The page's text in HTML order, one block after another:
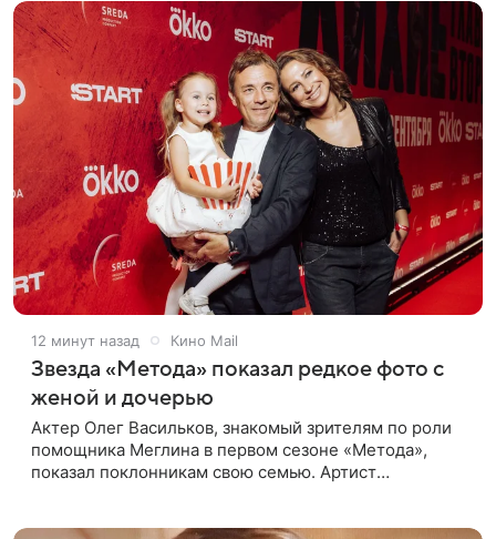
12 минут назад Кино Mail
Звезда «Метода» показал редкое фото с
женой и дочерью
Актер Олег Васильков, знакомый зрителям по роли
помощника Меглина в первом сезоне «Метода»,
показал поклонникам свою семью. Артист